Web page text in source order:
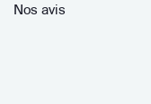
Nos avis